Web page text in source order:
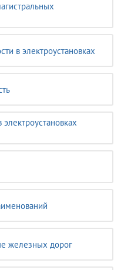
в электроустановках
железных дорог